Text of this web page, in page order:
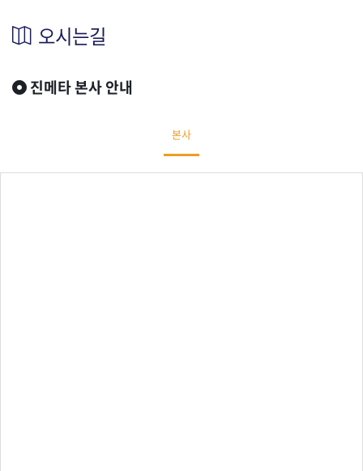
오시는길
진메타 본사 안내
본사